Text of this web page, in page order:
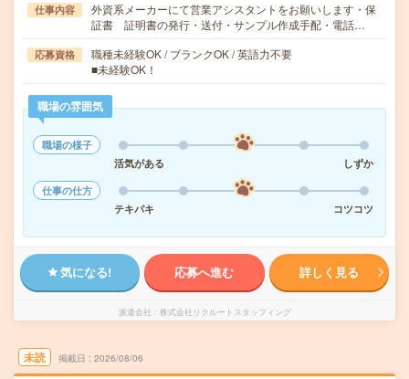
仕事内容
外資系メーカーにて営業アシスタントをお願いします・保
証書 証明書の発行・送付・サンプル作成手配・電話…
応募資格
職種未経験OK / ブランクOK / 英語力不要
■未経験OK！
職場の雰囲気
職場の様子
活気がある
しずか
仕事の仕方
テキパキ
コツコツ
気になる! 応募へ進む 詳しく見る
派遣会社 株式会社リクルートスタッフィング
未読 掲載日 2026/08/06